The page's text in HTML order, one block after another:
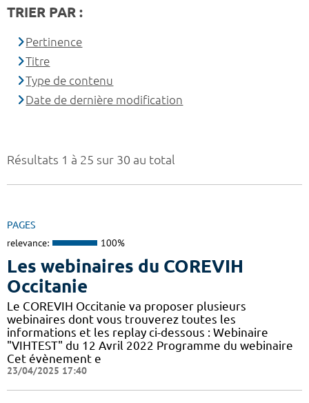
Résultats 1 à 25 sur 30 au total
PAGES
relevance: 100%
Les webinaires du COREVIH
Occitanie
Le COREVIH Occitanie va proposer plusieurs
webinaires dont vous trouverez toutes les
informations et les replay ci-dessous : Webinaire
"VIHTEST" du 12 Avril 2022 Programme du webinaire
Cet évènement e
23/04/2025 17:40
TRIER PAR :
Pertinence
Titre
Type de contenu
Date de dernière modification